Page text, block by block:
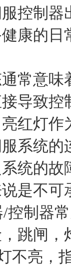
控制
康的日
常意
导致
红灯
系统
统的
是不可
控制器
跳闸
不亮，